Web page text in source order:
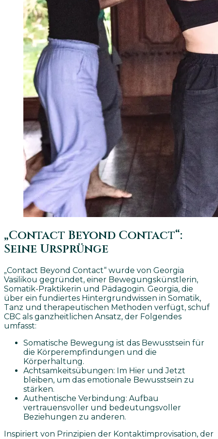
„Contact Beyond Contact“:
Seine Ursprünge
„Contact Beyond Contact“ wurde von Georgia
Vasilikou gegründet, einer Bewegungskünstlerin,
Somatik-Praktikerin und Pädagogin. Georgia, die
über ein fundiertes Hintergrundwissen in Somatik,
Tanz und therapeutischen Methoden verfügt, schuf
CBC als ganzheitlichen Ansatz, der Folgendes
umfasst:
Somatische Bewegung ist das Bewusstsein für
die Körperempfindungen und die
Körperhaltung.
Achtsamkeitsübungen: Im Hier und Jetzt
bleiben, um das emotionale Bewusstsein zu
stärken.
Authentische Verbindung: Aufbau
vertrauensvoller und bedeutungsvoller
Beziehungen zu anderen.
Inspiriert von Prinzipien der Kontaktimprovisation, der